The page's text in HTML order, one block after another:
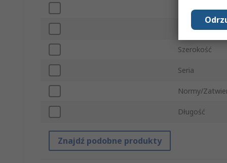
Minimalna
Maksymalna
Szerokość
Seria
Normy/
Długość
Znajdź podobne produkty